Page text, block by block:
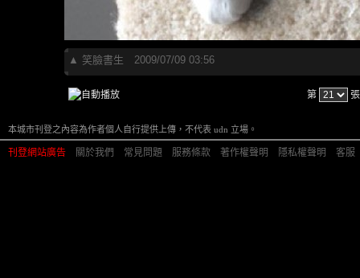
▲ 笑臉書生 2009/07/09 03:56
第
本城市刊登之內容為作者個人自行提供上傳，不代表 udn 立場。
刊登網站廣告 關於我們 常見問題 服務條款 著作權聲明 隱私權聲明 客服